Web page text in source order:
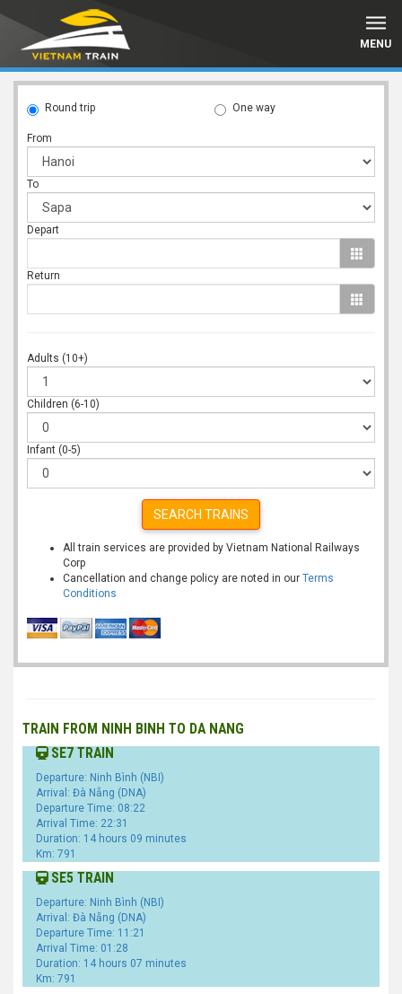
MENU
Round trip One way
From
To
Depart
Return
Adults (10+)
Children (6-10)
Infant (0-5)
SEARCH TRAINS
All train services are provided by Vietnam National Railways
Corp
Cancellation and change policy are noted in our Terms
Conditions
TRAIN FROM NINH BINH TO DA NANG
SE7 TRAIN
Departure: Ninh Bình (NBI)
Arrival: Đà Nẵng (DNA)
Departure Time: 08:22
Arrival Time: 22:31
Duration: 14 hours 09 minutes
Km: 791
SE5 TRAIN
Departure: Ninh Bình (NBI)
Arrival: Đà Nẵng (DNA)
Departure Time: 11:21
Arrival Time: 01:28
Duration: 14 hours 07 minutes
Km: 791